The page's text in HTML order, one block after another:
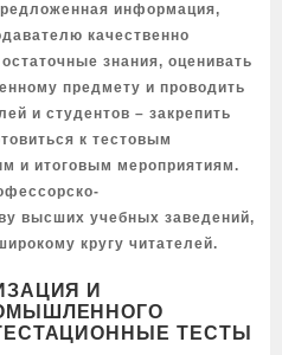
информация,
качественно
знания, оценивать
предмету и проводить
и студентов – закрепить
к тестовым
и итоговым мероприятиям.
высших учебных заведений,
кругу читателей.
И
ТЕСТЫ